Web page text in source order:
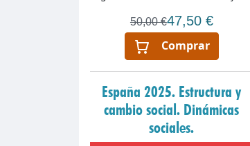
50,00 €47,50 €
Comprar
España 2025. Estructura y
cambio social. Dinámicas
sociales.